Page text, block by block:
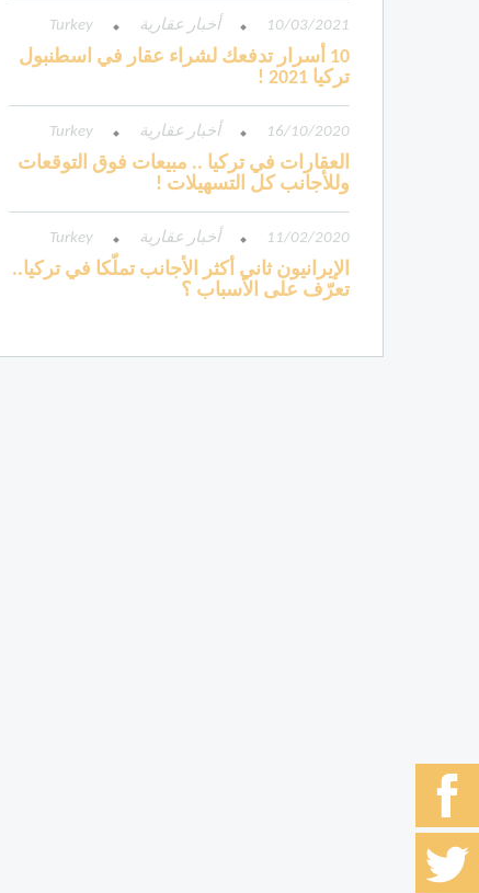
10/03/2021 أخبار عقارية Turkey
10 أسرار تدفعك لشراء عقار في اسطنبول
تركيا 2021 !
16/10/2020 أخبار عقارية Turkey
العقارات في تركيا .. مبيعات فوق التوقعات
وللأجانب كل التسهيلات !
11/02/2020 أخبار عقارية Turkey
الإيرانيون ثاني أكثر الأجانب تملّكا في تركيا..
تعرّف على الأسباب ؟